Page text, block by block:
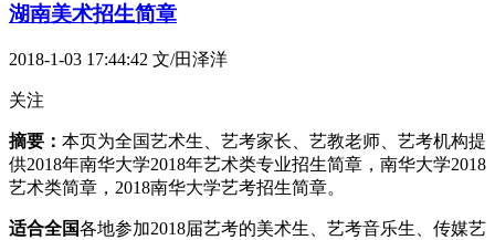
湖南美术招生简章
2018-1-03 17:44:42 文/田泽洋
关注
摘要： 本页为全国艺术生、艺考家长、艺教老师、艺考机构提
供2018年南华大学2018年艺术类专业招生简章，南华大学2018
艺术类简章，2018南华大学艺考招生简章。
适合全国各地参加2018届艺考的美术生、艺考音乐生、传媒艺